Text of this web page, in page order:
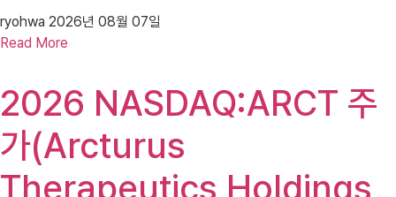
ryohwa 2026년 08월 07일
Read More
2026 NASDAQ:ARCT 주
가(Arcturus
Therapeutics Holdings